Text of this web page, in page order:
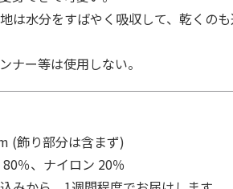
は水分をすばやく吸収して、乾くのも
ナー等は使用しない。
(飾り部分は含まず)
％、ナイロン 20％